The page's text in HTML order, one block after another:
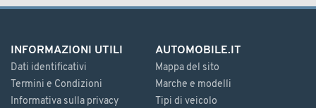
INFORMAZIONI UTILI
Dati identificativi
Termini e Condizioni
Informativa sulla privacy
AUTOMOBILE.IT
Mappa del sito
Marche e modelli
Tipi di veicolo